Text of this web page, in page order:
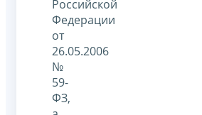
Российской
Федерации
от
26.05.2006
№
59-
ФЗ,